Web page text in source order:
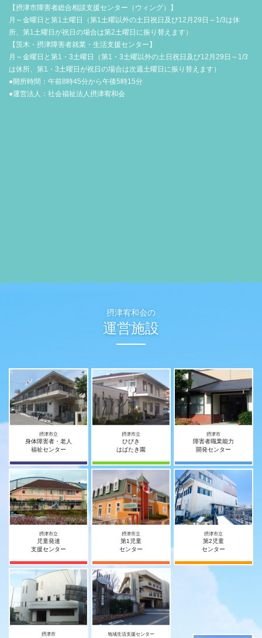
【摂津市障害者総合相談支援センター（ウィング）】
月～金曜日と第1土曜日（第1土曜以外の土日祝日及び12月29日～1/3は休
所、第1土曜日が祝日の場合は第2土曜日に振り替えます）
【茨木・摂津障害者就業・生活支援センター】
月～金曜日と第1・3土曜日（第1・3土曜以外の土日祝日及び12月29日～1/3
は休所、第1・3土曜日が祝日の場合は次週土曜日に振り替えます）
●開所時間：午前8時45分から午後5時15分
●運営法人：社会福祉法人摂津宥和会
摂津宥和会の
運営施設
摂津市立
身体障害者・老人
福祉センター
摂津市立
ひびき
はばたき園
摂津市
障害者職業能力
開発センター
摂津市立
児童発達
支援センター
摂津市立
第1児童
センター
摂津市立
第2児童
センター
摂津市 地域生活支援センター